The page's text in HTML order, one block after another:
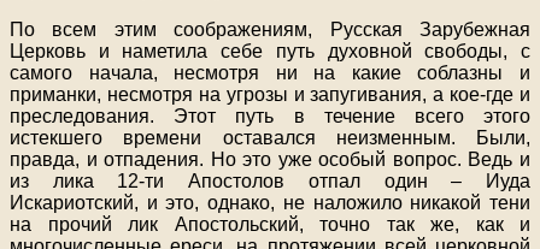
По всем этим соображениям, Русская Зарубежная
Церковь и наметила себе путь духовной свободы, с
самого начала, несмотря ни на какие соблазны и
приманки, несмотря на угрозы и запугивания, а кое-где и
преследования. Этот путь в течение всего этого
истекшего времени оставался неизменным. Были,
правда, и отпадения. Но это уже особый вопрос. Ведь и
из лика 12-ти Апостолов отпал один – Иуда
Искариотский, и это, однако, не наложило никакой тени
на прочий лик Апостольский, точно так же, как и